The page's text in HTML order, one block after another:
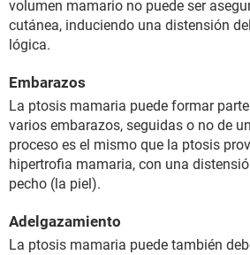
volumen mamario no puede ser
cutánea, induciendo una distensión
lógica.
Embarazos
La ptosis mamaria puede formar
varios embarazos, seguidas o no de
proceso es el mismo que la ptosis
hipertrofia mamaria, con una
pecho (la piel).
Adelgazamiento
La ptosis mamaria puede también